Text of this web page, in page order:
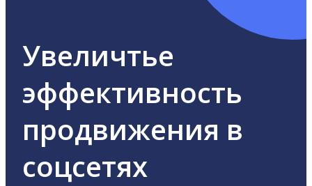
Увеличтье
эффективность
продвижения в
соцсетях